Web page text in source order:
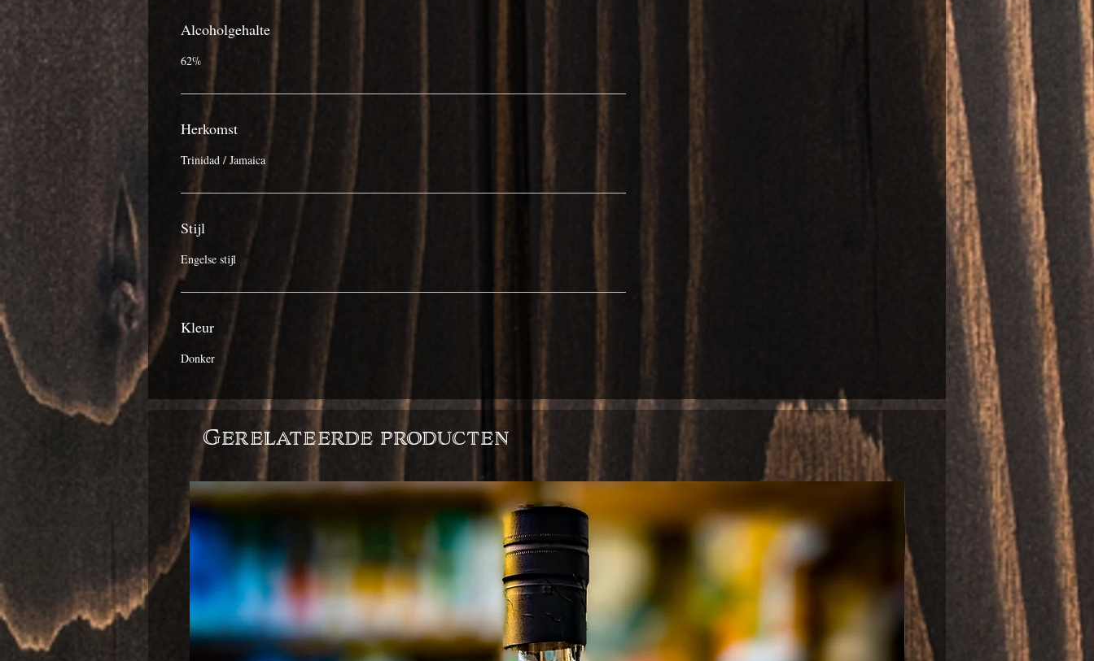
Alcoholgehalte
62%
Herkomst
Trinidad / Jamaica
Stijl
Engelse stijl
Kleur
Donker
Gerelateerde producten